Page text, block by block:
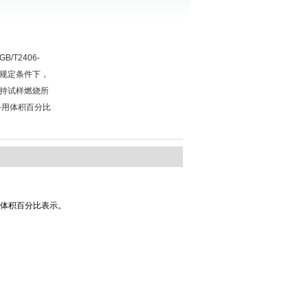
T2406-
定条件下，
试样燃烧所
体积百分比
积百分比表示。